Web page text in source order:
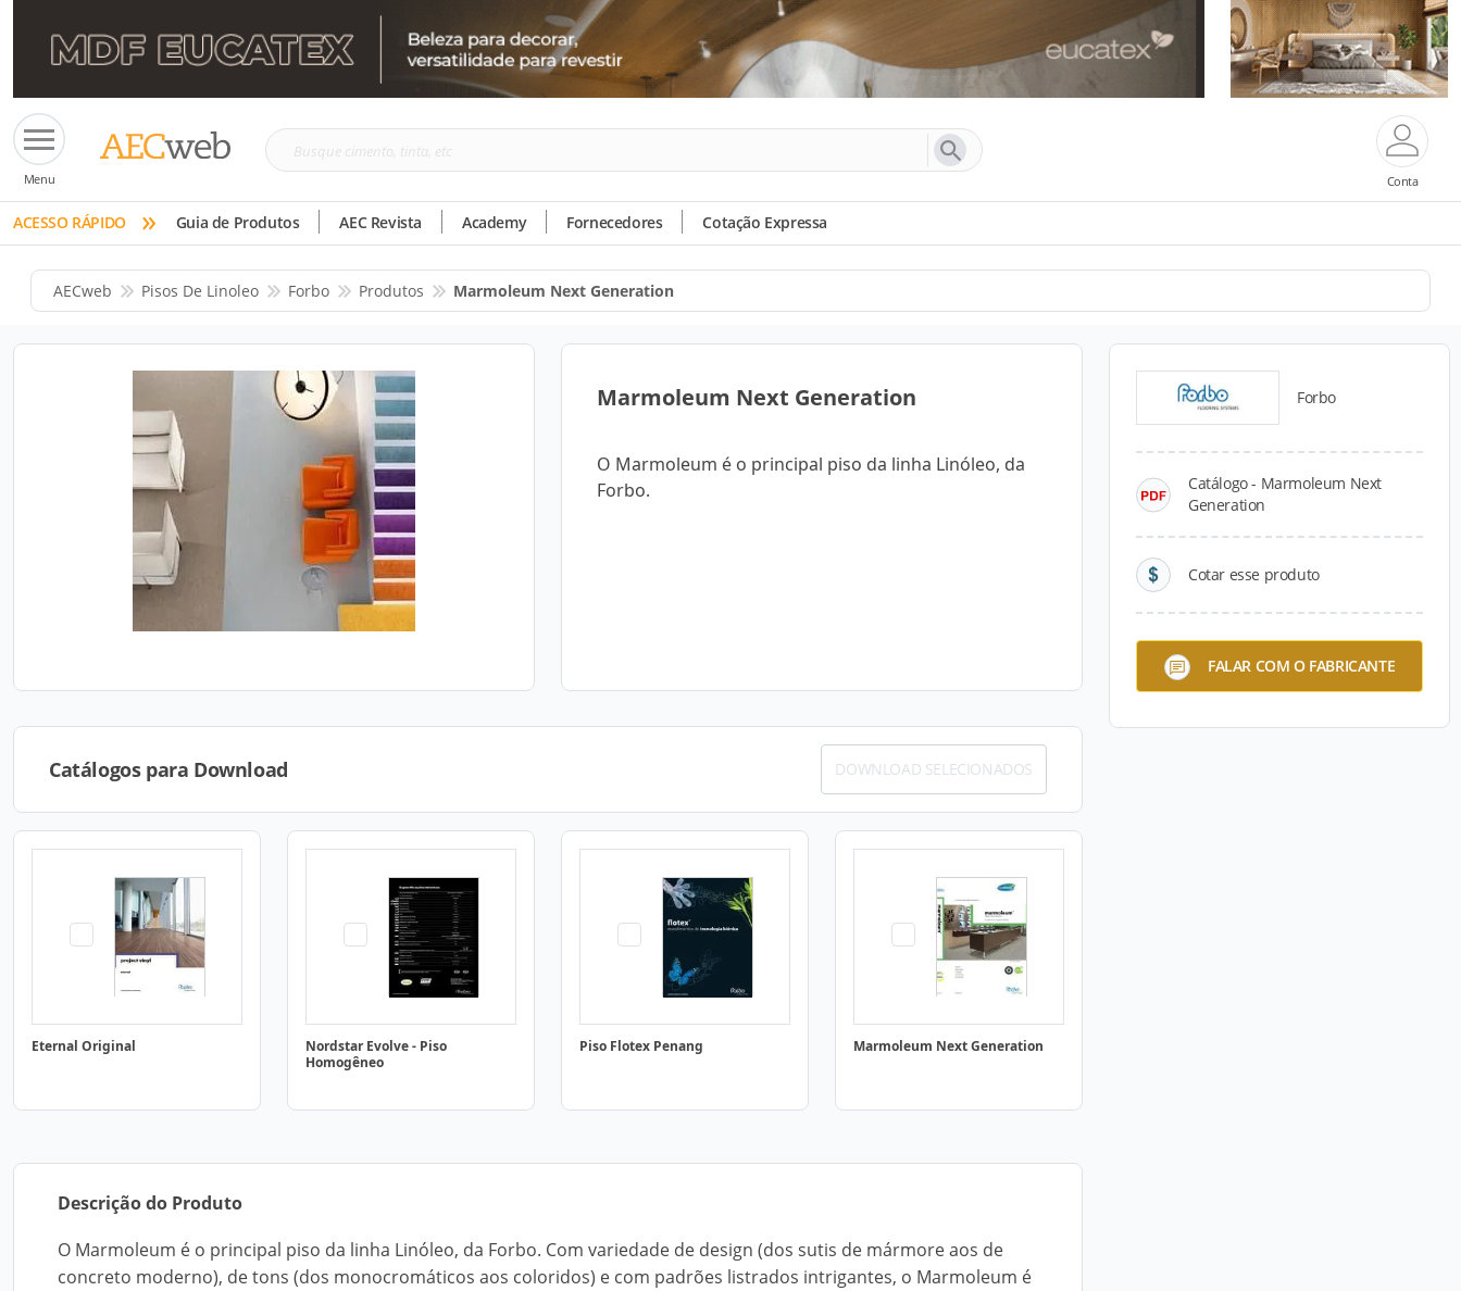
Menu
Busque
tinta,
etc
Conta
ACESSO RÁPIDO » Guia de Produtos AEC Revista Academy Fornecedores Cotação Expressa
AECweb Pisos De Linoleo Forbo Produtos Marmoleum Next Generation
Marmoleum Next Generation
O Marmoleum é o principal piso da linha Linóleo, da
Forbo.
Forbo
Catálogo - Marmoleum Next
Generation
Cotar esse produto
FALAR COM O FABRICANTE
Catálogos para Download DOWNLOAD SELECIONADOS
Eternal Original
Nordstar Evolve - Piso
Homogêneo
Piso Flotex Penang Marmoleum Next Generation
Descrição do Produto
O Marmoleum é o principal piso da linha Linóleo, da Forbo. Com variedade de design (dos sutis de mármore aos de
concreto moderno), de tons (dos monocromáticos aos coloridos) e com padrões listrados intrigantes, o Marmoleum é